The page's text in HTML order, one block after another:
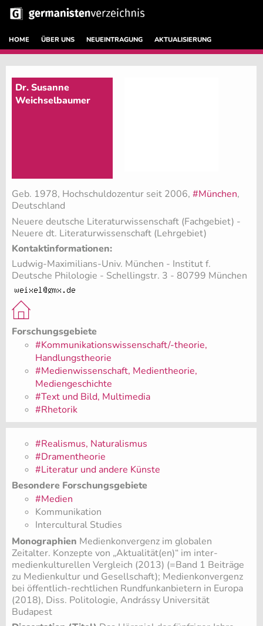
HOME ÜBER UNS NEUEINTRAGUNG AKTUALISIERUNG
Dr. Susanne
Weichselbaumer
Geb. 1978, Hochschuldozentur seit 2006, #München,
Deutschland
Neuere deutsche Literaturwissenschaft (Fachgebiet) -
Neuere dt. Literaturwissenschaft (Lehrgebiet)
Kontaktinformationen:
Ludwig-Maximilians-Univ. München - Institut f.
Deutsche Philologie - Schellingstr. 3 - 80799 München
Forschungsgebiete
#Kommunikationswissenschaft/-theorie,
Handlungstheorie
#Medienwissenschaft, Medientheorie,
Mediengeschichte
#Text und Bild, Multimedia
#Rhetorik
#Realismus, Naturalismus
#Dramentheorie
#Literatur und andere Künste
Besondere Forschungsgebiete
#Medien
Kommunikation
Intercultural Studies
Monographien Medienkonvergenz im globalen
Zeitalter. Konzepte von „Aktualität(en)“ im inter-
medienkulturellen Vergleich (2013) (=Band 1 Beiträge
zu Medienkultur und Gesellschaft); Medienkonvergenz
bei öffentlich-rechtlichen Rundfunkanbietern in Europa
(2018), Diss. Politologie, Andrássy Universität
Budapest